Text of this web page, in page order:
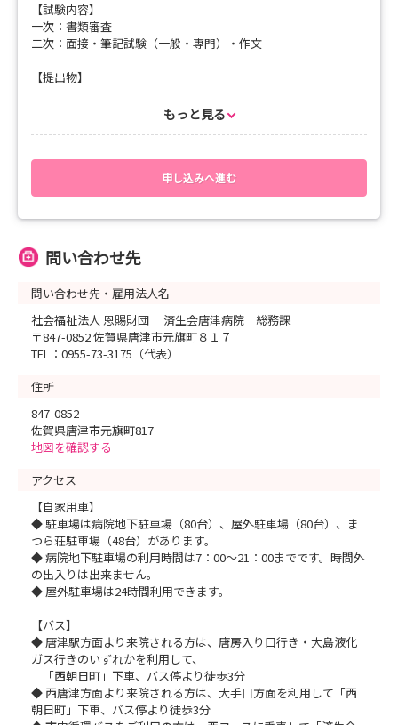
【試験内容】
一次：書類審査
二次：面接・筆記試験（一般・専門）・作文
【提出物】
免許証写（在学中の方は卒業見込み証明書と成績証明書）
もっと見る
申し込みへ進む
問い合わせ先
問い合わせ先・雇用法人名
社会福祉法人 恩賜財団 済生会唐津病院 総務課
〒847-0852 佐賀県唐津市元旗町８１７
TEL：0955-73-3175（代表）
住所
847-0852
佐賀県唐津市元旗町817
地図を確認する
アクセス
【自家用車】
◆ 駐車場は病院地下駐車場（80台）、屋外駐車場（80台）、ま
つら荘駐車場（48台）があります。
◆ 病院地下駐車場の利用時間は7：00～21：00までです。時間外
の出入りは出来ません。
◆ 屋外駐車場は24時間利用できます。
【バス】
◆ 唐津駅方面より来院される方は、唐房入り口行き・大島液化
ガス行きのいずれかを利用して、
「西朝日町」下車、バス停より徒歩3分
◆ 西唐津方面より来院される方は、大手口方面を利用して「西
朝日町」下車、バス停より徒歩3分